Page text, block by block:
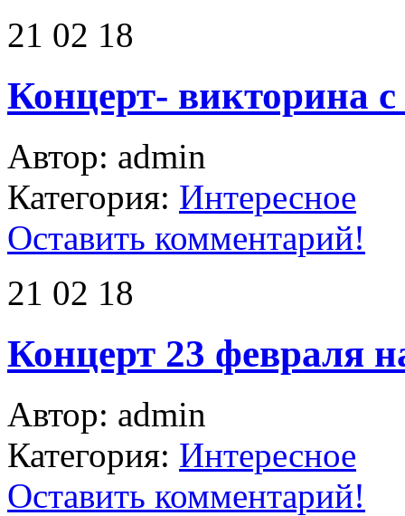
21 02 18
Концерт- викторина
Автор: admin
Категория: Интересное
Оставить комментарий!
21 02 18
Концерт 23 февраля
Автор: admin
Категория: Интересное
Оставить комментарий!